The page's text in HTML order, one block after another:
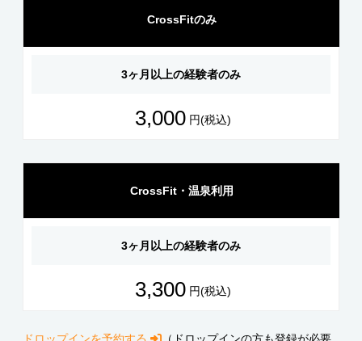
CrossFitのみ
3ヶ月以上の経験者のみ
3,000 円(税込)
CrossFit・温泉利用
3ヶ月以上の経験者のみ
3,300 円(税込)
ドロップインを予約する （ドロップインの方も登録が必要